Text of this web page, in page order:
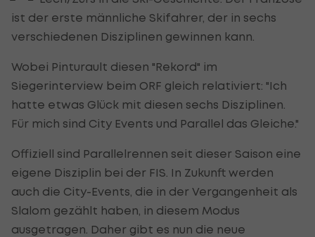
ist der erste männliche Skifahrer, der in sechs
verschiedenen Disziplinen gewinnen kann.
Wobei Pinturault diesen "Rekord" im
Siegerinterview beim ORF gleich relativiert: "Ich
hatte etwas Glück mit diesen sechs Disziplinen.
Für mich sind City Events und Parallel das Gleiche."
Offiziell sind Parallelrennen seit dieser Saison eine
eigene Disziplin bei der FIS. In Zukunft werden
auch die City-Events, die in der Vergangenheit als
Slalom gezählt haben, in diesem Modus
ausgetragen. Daher gibt es nun die neue